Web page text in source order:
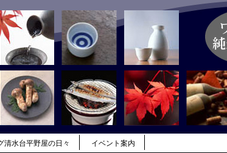
清水台平野屋の日々 イベント案内